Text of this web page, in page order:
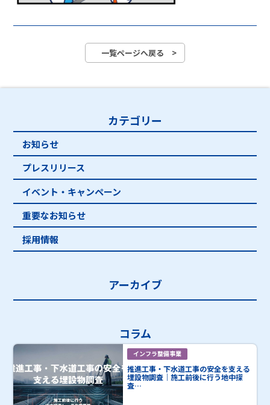
一覧ページへ戻る >
カテゴリー
お知らせ
プレスリリース
イベント・キャンペーン
重要なお知らせ
採用情報
アーカイブ
コラム
インフラ整備事業
推進工事・下水道工事の安全を支える
埋設物調査｜施工前後に行う地中探
査…